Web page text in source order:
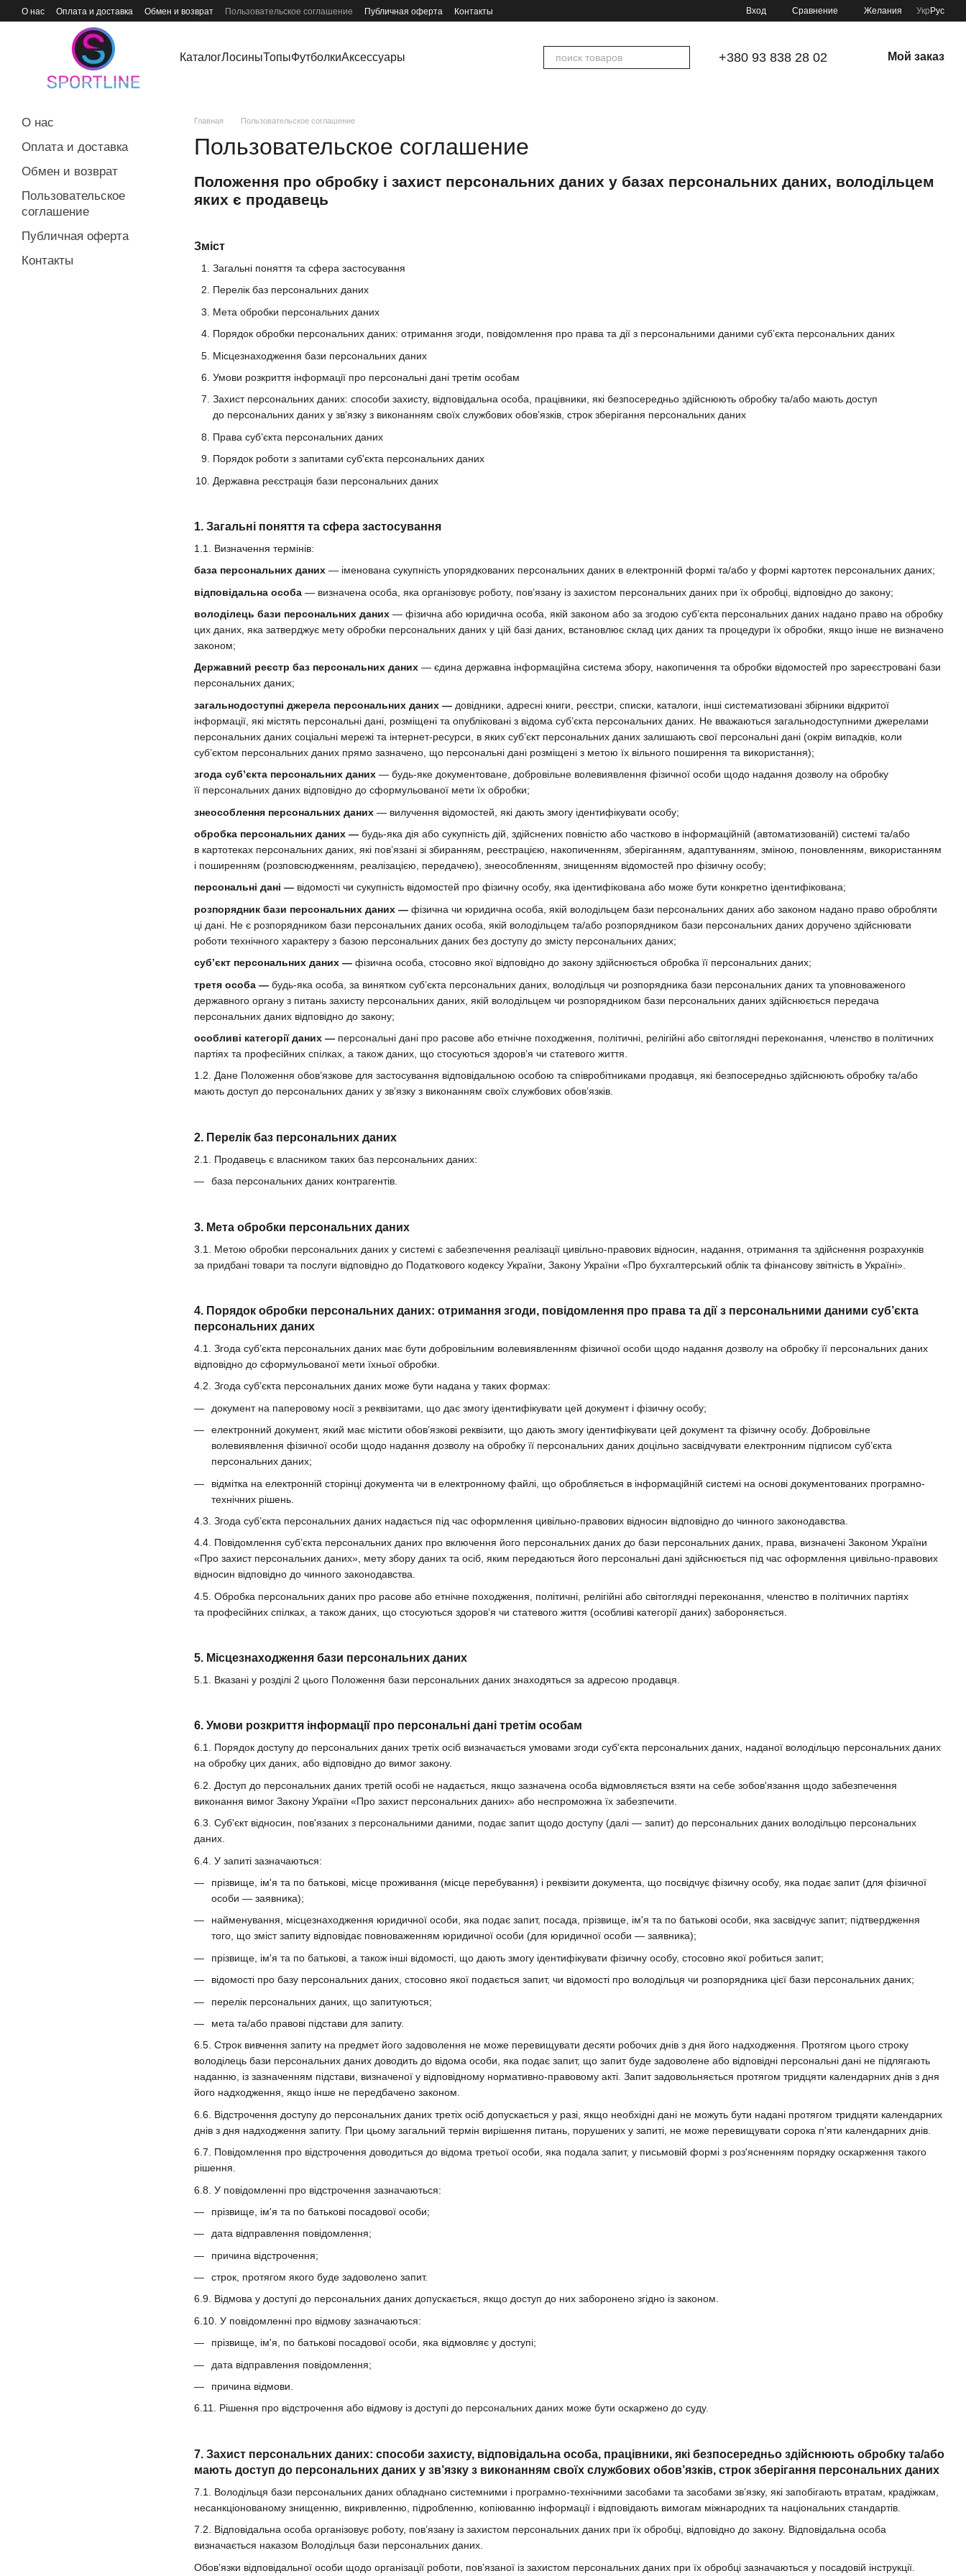
Перейти к основному контенту
О нас Оплата и доставка Обмен и возврат Пользовательское соглашение Публичная оферта Контакты Вход Сравнение Желания Укр Рус
КаталогЛосиныТопыФутболкиАксессуары +380 93 838 28 02 Мой заказ
Главная Пользовательское соглашение
Пользовательское соглашение
Положення про обробку і захист персональних даних у базах персональних даних, володільцем
яких є продавець
Зміст
Загальні поняття та сфера застосування
Перелік баз персональних даних
Мета обробки персональних даних
Порядок обробки персональних даних: отримання згоди, повідомлення про права та дії з персональними даними суб’єкта персональних даних
Місцезнаходження бази персональних даних
Умови розкриття інформації про персональні дані третім особам
Захист персональних даних: способи захисту, відповідальна особа, працівники, які безпосередньо здійснюють обробку та/або мають доступ
до персональних даних у зв’язку з виконанням своїх службових обов’язків, строк зберігання персональних даних
Права суб’єкта персональних даних
Порядок роботи з запитами суб'єкта персональних даних
Державна реєстрація бази персональних даних
1. Загальні поняття та сфера застосування
1.1. Визначення термінів:
база персональних даних — іменована сукупність упорядкованих персональних даних в електронній формі та/або у формі картотек персональних даних;
відповідальна особа — визначена особа, яка організовує роботу, пов’язану із захистом персональних даних при їх обробці, відповідно до закону;
володілець бази персональних даних — фізична або юридична особа, якій законом або за згодою суб’єкта персональних даних надано право на обробку
цих даних, яка затверджує мету обробки персональних даних у цій базі даних, встановлює склад цих даних та процедури їх обробки, якщо інше не визначено
законом;
Державний реєстр баз персональних даних — єдина державна інформаційна система збору, накопичення та обробки відомостей про зареєстровані бази
персональних даних;
загальнодоступні джерела персональних даних — довідники, адресні книги, реєстри, списки, каталоги, інші систематизовані збірники відкритої
інформації, які містять персональні дані, розміщені та опубліковані з відома суб’єкта персональних даних. Не вважаються загальнодоступними джерелами
персональних даних соціальні мережі та інтернет-ресурси, в яких суб’єкт персональних даних залишають свої персональні дані (окрім випадків, коли
суб’єктом персональних даних прямо зазначено, що персональні дані розміщені з метою їх вільного поширення та використання);
згода суб’єкта персональних даних — будь-яке документоване, добровільне волевиявлення фізичної особи щодо надання дозволу на обробку
її персональних даних відповідно до сформульованої мети їх обробки;
знеособлення персональних даних — вилучення відомостей, які дають змогу ідентифікувати особу;
обробка персональних даних — будь-яка дія або сукупність дій, здійснених повністю або частково в інформаційній (автоматизованій) системі та/або
в картотеках персональних даних, які пов’язані зі збиранням, реєстрацією, накопиченням, зберіганням, адаптуванням, зміною, поновленням, використанням
і поширенням (розповсюдженням, реалізацією, передачею), знеособленням, знищенням відомостей про фізичну особу;
персональні дані — відомості чи сукупність відомостей про фізичну особу, яка ідентифікована або може бути конкретно ідентифікована;
розпорядник бази персональних даних — фізична чи юридична особа, якій володільцем бази персональних даних або законом надано право обробляти
ці дані. Не є розпорядником бази персональних даних особа, якій володільцем та/або розпорядником бази персональних даних доручено здійснювати
роботи технічного характеру з базою персональних даних без доступу до змісту персональних даних;
суб’єкт персональних даних — фізична особа, стосовно якої відповідно до закону здійснюється обробка її персональних даних;
третя особа — будь-яка особа, за винятком суб’єкта персональних даних, володільця чи розпорядника бази персональних даних та уповноваженого
державного органу з питань захисту персональних даних, якій володільцем чи розпорядником бази персональних даних здійснюється передача
персональних даних відповідно до закону;
особливі категорії даних — персональні дані про расове або етнічне походження, політичні, релігійні або світоглядні переконання, членство в політичних
партіях та професійних спілках, а також даних, що стосуються здоров’я чи статевого життя.
1.2. Дане Положення обов’язкове для застосування відповідальною особою та співробітниками продавця, які безпосередньо здійснюють обробку та/або
мають доступ до персональних даних у зв’язку з виконанням своїх службових обов’язків.
2. Перелік баз персональних даних
2.1. Продавець є власником таких баз персональних даних:
база персональних даних контрагентів.
3. Мета обробки персональних даних
3.1. Метою обробки персональних даних у системі є забезпечення реалізації цивільно-правових відносин, надання, отримання та здійснення розрахунків
за придбані товари та послуги відповідно до Податкового кодексу України, Закону України «Про бухгалтерський облік та фінансову звітність в Україні».
4. Порядок обробки персональних даних: отримання згоди, повідомлення про права та дії з персональними даними суб’єкта
персональних даних
4.1. Згода суб’єкта персональних даних має бути добровільним волевиявленням фізичної особи щодо надання дозволу на обробку її персональних даних
відповідно до сформульованої мети їхньої обробки.
4.2. Згода суб’єкта персональних даних може бути надана у таких формах:
документ на паперовому носії з реквізитами, що дає змогу ідентифікувати цей документ і фізичну особу;
електронний документ, який має містити обов’язкові реквізити, що дають змогу ідентифікувати цей документ та фізичну особу. Добровільне
волевиявлення фізичної особи щодо надання дозволу на обробку її персональних даних доцільно засвідчувати електронним підписом суб’єкта
персональних даних;
відмітка на електронній сторінці документа чи в електронному файлі, що обробляється в інформаційній системі на основі документованих програмно-
технічних рішень.
4.3. Згода суб’єкта персональних даних надається під час оформлення цивільно-правових відносин відповідно до чинного законодавства.
4.4. Повідомлення суб’єкта персональних даних про включення його персональних даних до бази персональних даних, права, визначені Законом України
«Про захист персональних даних», мету збору даних та осіб, яким передаються його персональні дані здійснюється під час оформлення цивільно-правових
відносин відповідно до чинного законодавства.
4.5. Обробка персональних даних про расове або етнічне походження, політичні, релігійні або світоглядні переконання, членство в політичних партіях
та професійних спілках, а також даних, що стосуються здоров’я чи статевого життя (особливі категорії даних) забороняється.
5. Місцезнаходження бази персональних даних
5.1. Вказані у розділі 2 цього Положення бази персональних даних знаходяться за адресою продавця.
6. Умови розкриття інформації про персональні дані третім особам
6.1. Порядок доступу до персональних даних третіх осіб визначається умовами згоди суб'єкта персональних даних, наданої володільцю персональних даних
на обробку цих даних, або відповідно до вимог закону.
6.2. Доступ до персональних даних третій особі не надається, якщо зазначена особа відмовляється взяти на себе зобов'язання щодо забезпечення
виконання вимог Закону України «Про захист персональних даних» або неспроможна їх забезпечити.
6.3. Суб'єкт відносин, пов'язаних з персональними даними, подає запит щодо доступу (далі — запит) до персональних даних володільцю персональних
даних.
6.4. У запиті зазначаються:
прізвище, ім'я та по батькові, місце проживання (місце перебування) і реквізити документа, що посвідчує фізичну особу, яка подає запит (для фізичної
особи — заявника);
найменування, місцезнаходження юридичної особи, яка подає запит, посада, прізвище, ім'я та по батькові особи, яка засвідчує запит; підтвердження
того, що зміст запиту відповідає повноваженням юридичної особи (для юридичної особи — заявника);
прізвище, ім'я та по батькові, а також інші відомості, що дають змогу ідентифікувати фізичну особу, стосовно якої робиться запит;
відомості про базу персональних даних, стосовно якої подається запит, чи відомості про володільця чи розпорядника цієї бази персональних даних;
перелік персональних даних, що запитуються;
мета та/або правові підстави для запиту.
6.5. Строк вивчення запиту на предмет його задоволення не може перевищувати десяти робочих днів з дня його надходження. Протягом цього строку
володілець бази персональних даних доводить до відома особи, яка подає запит, що запит буде задоволене або відповідні персональні дані не підлягають
наданню, із зазначенням підстави, визначеної у відповідному нормативно-правовому акті. Запит задовольняється протягом тридцяти календарних днів з дня
його надходження, якщо інше не передбачено законом.
6.6. Відстрочення доступу до персональних даних третіх осіб допускається у разі, якщо необхідні дані не можуть бути надані протягом тридцяти календарних
днів з дня надходження запиту. При цьому загальний термін вирішення питань, порушених у запиті, не може перевищувати сорока п'яти календарних днів.
6.7. Повідомлення про відстрочення доводиться до відома третьої особи, яка подала запит, у письмовій формі з роз'ясненням порядку оскарження такого
рішення.
6.8. У повідомленні про відстрочення зазначаються:
прізвище, ім'я та по батькові посадової особи;
дата відправлення повідомлення;
причина відстрочення;
строк, протягом якого буде задоволено запит.
6.9. Відмова у доступі до персональних даних допускається, якщо доступ до них заборонено згідно із законом.
6.10. У повідомленні про відмову зазначаються:
прізвище, ім'я, по батькові посадової особи, яка відмовляє у доступі;
дата відправлення повідомлення;
причина відмови.
6.11. Рішення про відстрочення або відмову із доступі до персональних даних може бути оскаржено до суду.
7. Захист персональних даних: способи захисту, відповідальна особа, працівники, які безпосередньо здійснюють обробку та/або
мають доступ до персональних даних у зв’язку з виконанням своїх службових обов’язків, строк зберігання персональних даних
7.1. Володільця бази персональних даних обладнано системними і програмно-технічними засобами та засобами зв’язку, які запобігають втратам, крадіжкам,
несанкціонованому знищенню, викривленню, підробленню, копіюванню інформації і відповідають вимогам міжнародних та національних стандартів.
7.2. Відповідальна особа організовує роботу, пов’язану із захистом персональних даних при їх обробці, відповідно до закону. Відповідальна особа
визначається наказом Володільця бази персональних даних.
Обов’язки відповідальної особи щодо організації роботи, пов’язаної із захистом персональних даних при їх обробці зазначаються у посадовій інструкції.
О нас
Оплата и доставка
Обмен и возврат
Пользовательское
соглашение
Публичная оферта
Контакты